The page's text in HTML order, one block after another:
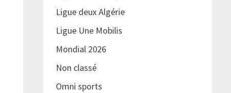
Ligue deux Algérie
Ligue Une Mobilis
Mondial 2026
Non classé
Omni sports